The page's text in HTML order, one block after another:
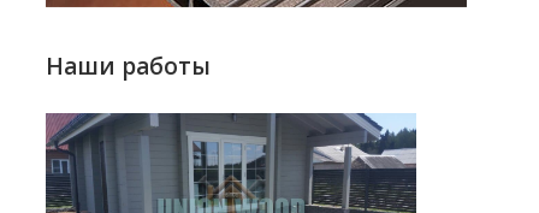
Наши работы